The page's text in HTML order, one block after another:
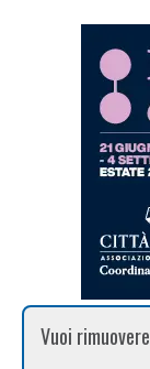
Vuoi